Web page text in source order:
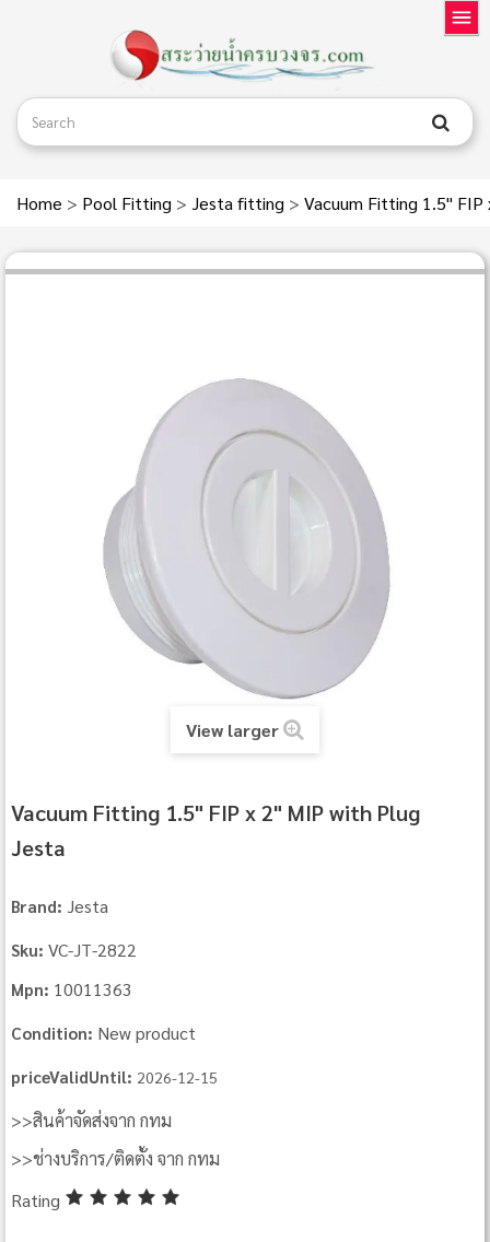
Home > Pool Fitting > Jesta fitting > Vacuum Fitting 1.5"
View larger
Vacuum Fitting 1.5" FIP x 2" MIP with Plug
Jesta
Brand: Jesta
Sku: VC-JT-2822
Mpn: 10011363
Condition: New product
priceValidUntil: 2026-12-15
>>สินค้าจัดส่งจาก กทม
>>ช่างบริการ/ติดตั้ง จาก กทม
Rating